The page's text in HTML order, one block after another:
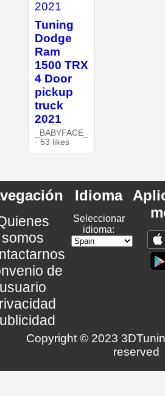
Tuning
Dodge
Ram
1500 TRX
4 Door
pickup
truck
2021
_BABYFACE_
· 53 likes
somos
de
Idioma
Seleccionar
idioma:
Copyright © 2023
reserved